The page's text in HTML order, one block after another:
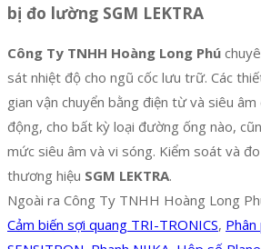
bị đo lường SGM LEKTRA
Công Ty TNHH Hoàng Long Phú
sát nhiệt độ cho ngũ cốc lưu trữ. Các
gian vận chuyển bằng điện từ và siêu
động, cho bất kỳ loại đường ống nào,
mức siêu âm và vi sóng. Kiểm soát và
thương hiệu SGM LEKTRA.
Ngoài ra Công Ty TNHH Hoàng Long
Cảm biến sợi quang TRI-TRONICS,